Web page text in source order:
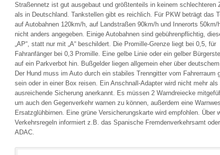
Straßennetz ist gut ausgebaut und größtenteils in keinem schlechteren
als in Deutschland. Tankstellen gibt es reichlich. Für PKW beträgt das
auf Autobahnen 120km/h, auf Landstraßen 90km/h und Innerorts 50km/
nicht anders angegeben. Einige Autobahnen sind gebührenpflichtig,
„AP“, statt nur mit „A“ beschildert. Die Promille-Grenze liegt bei 0,5, für
Fahranfänger bei 0,3 Promille. Eine gelbe Linie oder ein gelber
auf ein Parkverbot hin. Bußgelder liegen allgemein eher über
Der Hund muss im Auto durch ein stabiles Trenngitter vom Fahrerraum
sein oder in einer Box reisen. Ein Anschnall-Adapter wird nicht mehr als
ausreichende Sicherung anerkannt. Es müssen 2 Warndreiecke
um auch den Gegenverkehr warnen zu können, außerdem eine
Ersatzglühbirnen. Eine grüne Versicherungskarte wird empfohlen. Über
Verkehrsregeln informiert z.B. das Spanische Fremdenverkehrsamt
ADAC.